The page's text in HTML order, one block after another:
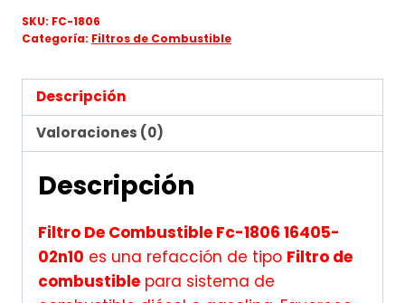
SKU: FC-1806
Categoría: Filtros de Combustible
Descripción
Valoraciones (0)
Descripción
Filtro De Combustible Fc-1806 16405-
02n10 es una refacción de tipo Filtro de
combustible para sistema de